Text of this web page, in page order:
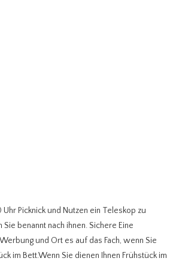
Picknick und Nutzen ein Teleskop zu
Sie benannt nach ihnen. Sichere Eine
und Ort es auf das Fach, wenn Sie
im Bett.Wenn Sie dienen Ihnen Frühstück im